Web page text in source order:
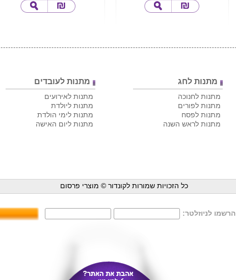
מתנות לחג
מתנות לחנוכה
מתנות לפורים
מתנות לפסח
מתנות לראש השנה
מתנות לעובדים
מתנות לאירועים
מתנות ליולדת
מתנות לימי הולדת
מתנות ליום האישה
כל הזכויות שמורות לקונדור © מוצרי פרסום
הרשמו לניוזלטר: